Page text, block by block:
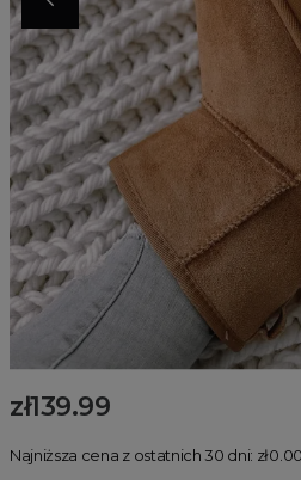
zł139.99
Najniższa cena z ostatnich 30 dni: zł0.00